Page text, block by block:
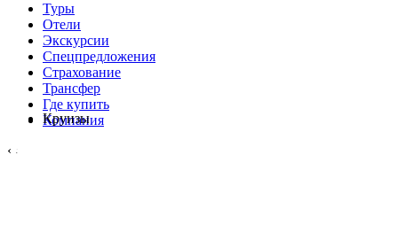
Туры
Отели
Экскурсии
Спецпредложения
Страхование
Трансфер
Где купить
Компания
‹ ›
Круизы